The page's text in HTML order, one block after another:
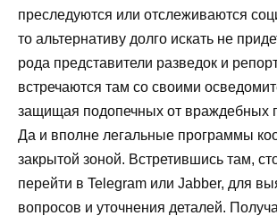
преследуются или отслеживаются
то альтернативу долго искать не
рода представители разведок и
встречаются там со своими
защищая подопечных от враждебных
Да и вполне легальные программы
закрытой зоной. Встретившись там,
перейти в Telegram или Jabber, для
вопросов и уточнения деталей.